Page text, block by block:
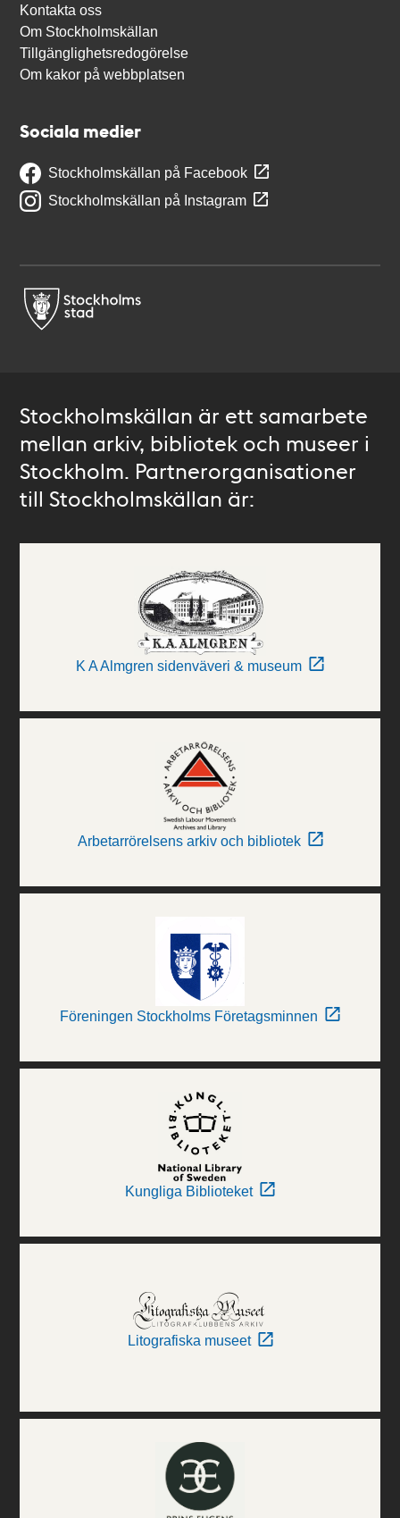
Kontakta oss
Om Stockholmskällan
Tillgänglighetsredogörelse
Om kakor på webbplatsen
Sociala medier
Stockholmskällan på Facebook
Stockholmskällan på Instagram
Stockholmskällan är ett samarbete
mellan arkiv, bibliotek och museer i
Stockholm. Partnerorganisationer
till Stockholmskällan är:
K A Almgren sidenväveri & museum
Arbetarrörelsens arkiv och bibliotek
Föreningen Stockholms Företagsminnen
Kungliga Biblioteket
Litografiska museet